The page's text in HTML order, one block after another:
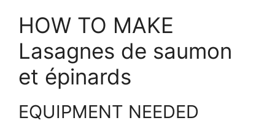
HOW TO MAKE
Lasagnes de saumon
et épinards
EQUIPMENT NEEDED